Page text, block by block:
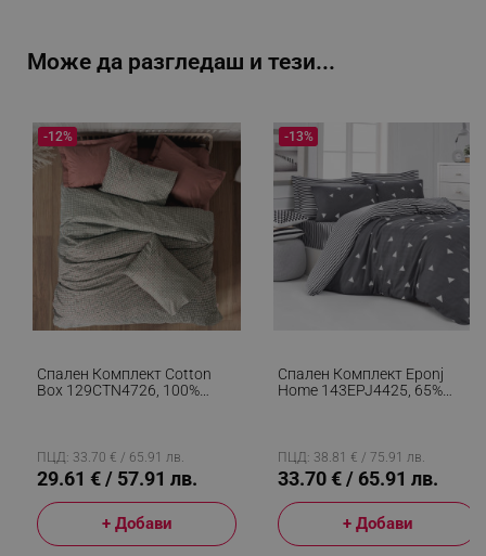
Може да разгледаш и тези...
Спален Комплект Cotton
Box 129CTN4726, 100%
50х70 См, Сив/червен
-12%
ПЦД: 33.70 € / 65.91 лв.
29.61 € / 57.91 лв.
+ Добави
Спален Комплект Eponj
Home 143EPJ4425, 65%
Калъфка 50х70 См, Сив
-13%
ПЦД: 38.81 € / 75.91 лв.
33.70 € / 65.91 лв.
+ Добави